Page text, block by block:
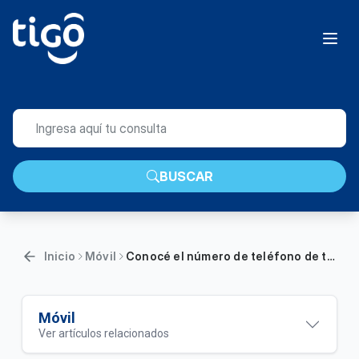
BUSCAR
Inicio Móvil Conocé el número de teléfono de tu móvil | Móvil
Móvil
Ver artículos relacionados